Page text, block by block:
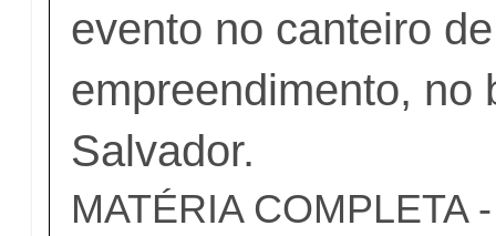
evento no canteiro
empreendimento, no
Salvador.
MATÉRIA COMPLETA